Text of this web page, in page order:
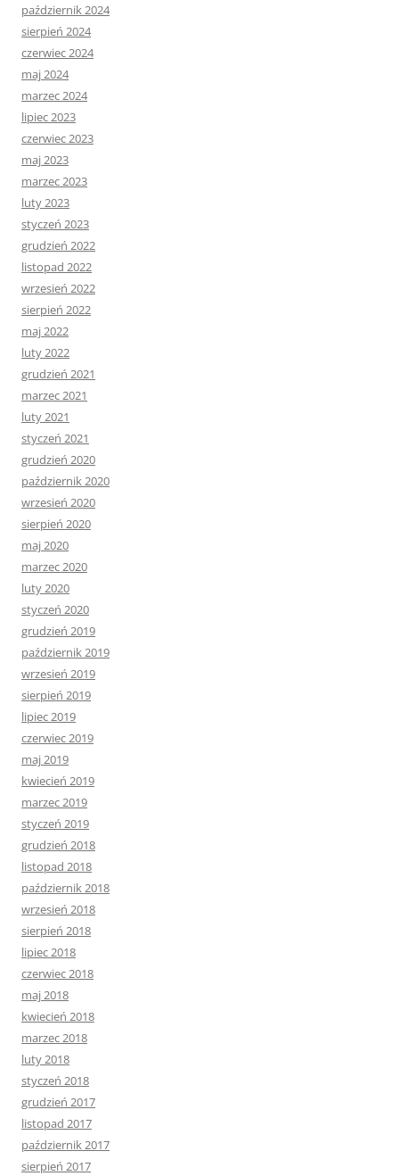
październik 2024
sierpień 2024
czerwiec 2024
maj 2024
marzec 2024
lipiec 2023
czerwiec 2023
maj 2023
marzec 2023
luty 2023
styczeń 2023
grudzień 2022
listopad 2022
wrzesień 2022
sierpień 2022
maj 2022
luty 2022
grudzień 2021
marzec 2021
luty 2021
styczeń 2021
grudzień 2020
październik 2020
wrzesień 2020
sierpień 2020
maj 2020
marzec 2020
luty 2020
styczeń 2020
grudzień 2019
październik 2019
wrzesień 2019
sierpień 2019
lipiec 2019
czerwiec 2019
maj 2019
kwiecień 2019
marzec 2019
styczeń 2019
grudzień 2018
listopad 2018
październik 2018
wrzesień 2018
sierpień 2018
lipiec 2018
czerwiec 2018
maj 2018
kwiecień 2018
marzec 2018
luty 2018
styczeń 2018
grudzień 2017
listopad 2017
październik 2017
sierpień 2017